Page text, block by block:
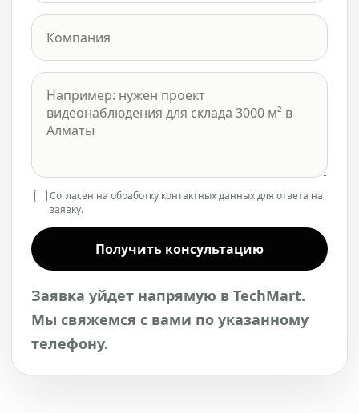
Согласен на обработку контактных данных для ответа на
заявку.
Получить консультацию
Заявка уйдет напрямую в TechMart.
Мы свяжемся с вами по указанному
телефону.